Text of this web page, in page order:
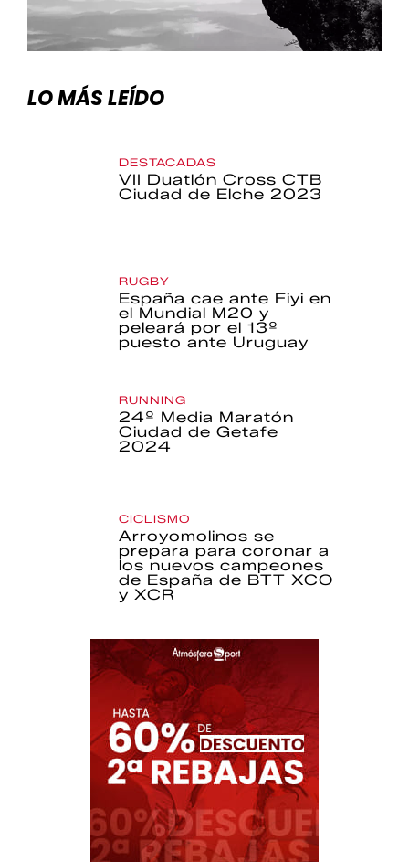
LO MÁS LEÍDO
DESTACADAS
VII Duatlón Cross CTB
Ciudad de Elche 2023
RUGBY
España cae ante Fiyi en
el Mundial M20 y
peleará por el 13º
puesto ante Uruguay
RUNNING
24º Media Maratón
Ciudad de Getafe
2024
CICLISMO
Arroyomolinos se
prepara para coronar a
los nuevos campeones
de España de BTT XCO
y XCR